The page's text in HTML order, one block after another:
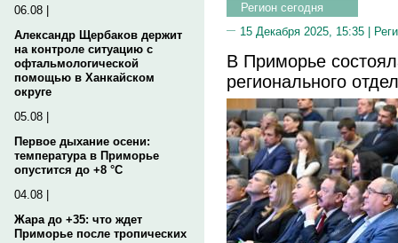
06.08 |
Александр Щербаков держит
на контроле ситуацию с
офтальмологической
помощью в Ханкайском
округе
05.08 |
Первое дыхание осени:
температура в Приморье
опустится до +8 °C
04.08 |
Жара до +35: что ждет
Приморье после тропических
Регион сегодня
15 Декабря 2025, 15:35 |
В Приморье
регионального